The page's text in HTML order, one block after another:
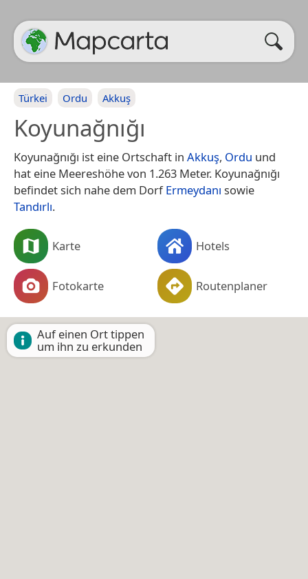
Türkei Ordu Akkuş
Koyunağnığı
Koyunağnığı ist eine Ortschaft in Akkuş, Ordu und
hat eine Meereshöhe von 1.263 Meter. Koyunağnığı
befindet sich nahe dem DorfErmeydanı sowie
Tandırlı.
Karte Hotels
Fotokarte Routenplaner
Auf einen Ort tippen
um ihn zu erkunden